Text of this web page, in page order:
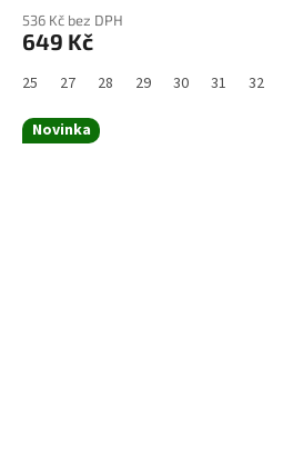
536 Kč bez DPH
649 Kč
25 27 28 29 30 31 32
Novinka